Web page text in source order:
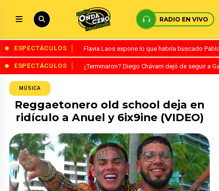
RADIO EN VIVO
ESPECTÁCULOS Flavia Laos expone lo que habría buscado
ESPECTÁCULOS ¿Terminaron? Diego Chávarri dejó de seguir a
MÚSICA
Reggaetonero old school deja en
ridículo a Anuel y 6ix9ine (VIDEO)